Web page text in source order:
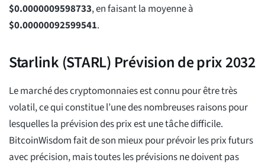
$0.0000009598733, en faisant la moyenne à
$0.00000092599541.
Starlink (STARL) Prévision de prix 2032
Le marché des cryptomonnaies est connu pour être très
volatil, ce qui constitue l’une des nombreuses raisons pour
lesquelles la prévision des prix est une tâche difficile.
BitcoinWisdom fait de son mieux pour prévoir les prix futurs
avec précision, mais toutes les prévisions ne doivent pas